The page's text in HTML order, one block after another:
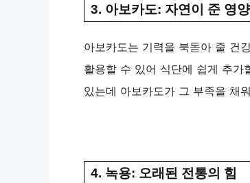
3. 아보카도: 자연이 준 영
아보카도는 기력을 북돋아 줄 건
활용할 수 있어 식단에 쉽게 추가
있는데 아보카도가 그 부족을 채
4. 녹용: 오래된 전통의 힘